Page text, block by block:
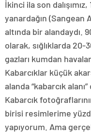
İkinci ila son
yanardağın (Sangean
altında bir alandaydı.
olarak, sığlıklarda 20-
gazları kumdan
Kabarcıklar küçük
alanda “kabarcık
Kabarcık
birisi resimlerime
yapıyorum. Ama